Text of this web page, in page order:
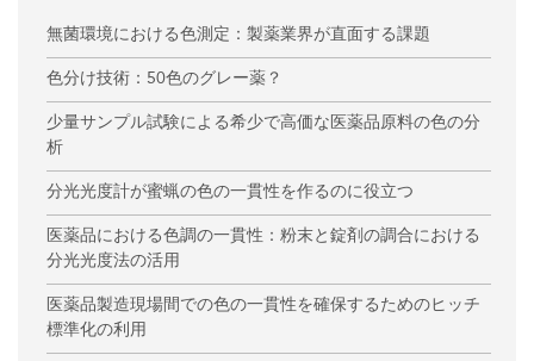
無菌環境における色測定：製薬業界が直面する課題
色分け技術：50色のグレー薬？
少量サンプル試験による希少で高価な医薬品原料の色の分
析
分光光度計が蜜蝋の色の一貫性を作るのに役立つ
医薬品における色調の一貫性：粉末と錠剤の調合における
分光光度法の活用
医薬品製造現場間での色の一貫性を確保するためのヒッチ
標準化の利用